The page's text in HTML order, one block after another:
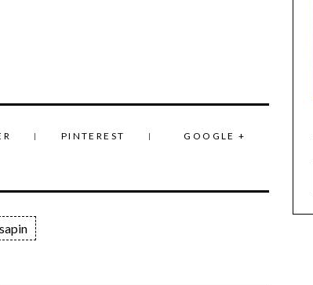
PINTEREST GOOGLE +
sapin